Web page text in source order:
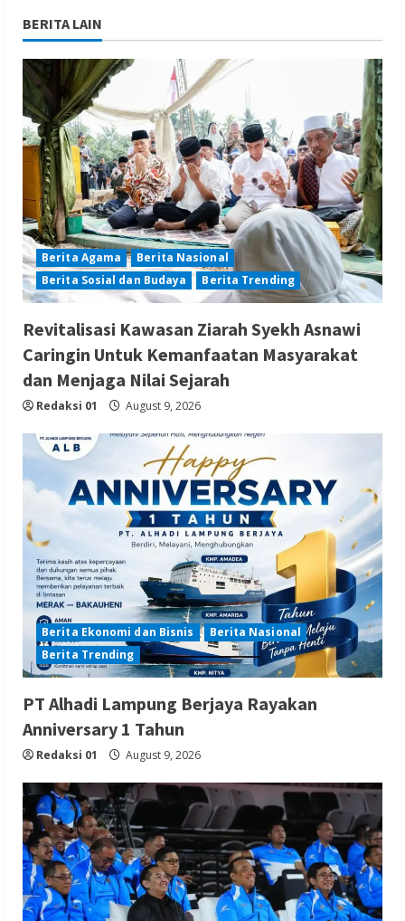
BERITA LAIN
Berita Agama
Berita Nasional
Berita Sosial dan Budaya
Berita Trending
Revitalisasi Kawasan Ziarah Syekh Asnawi
Caringin Untuk Kemanfaatan Masyarakat
dan Menjaga Nilai Sejarah
Redaksi 01 August 9, 2026
Berita Ekonomi dan Bisnis
Berita Nasional
Berita Trending
PT Alhadi Lampung Berjaya Rayakan
Anniversary 1 Tahun
Redaksi 01 August 9, 2026